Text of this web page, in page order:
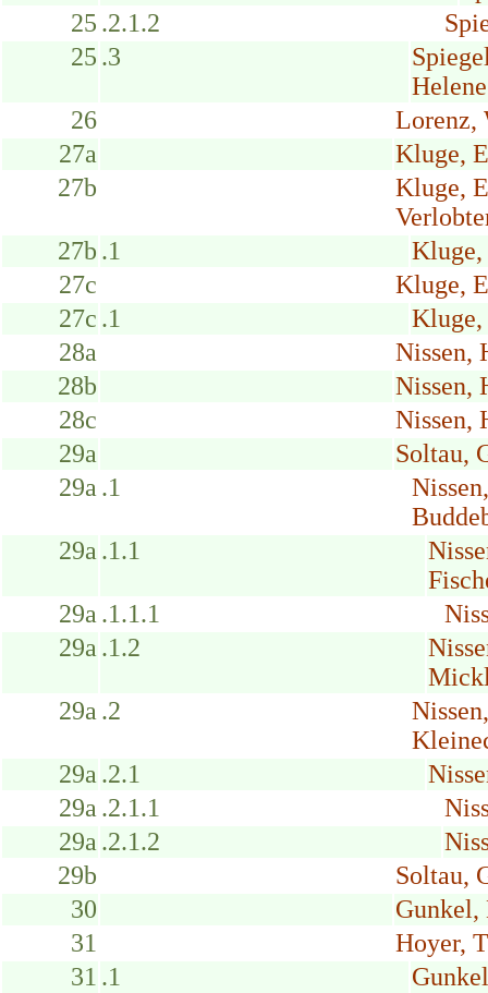
25 .2.1.2
25 .3
Helene
26
Lorenz,
27a
Kluge,
27b
Kluge,
27b .1
27c
Kluge,
27c .1
28a
Nissen,
28b
Nissen,
28c
Nissen,
29a
Soltau,
29a .1
29a .1.1
29a .1.1.1
29a .1.2
29a .2
29a .2.1
29a .2.1.1
29a .2.1.2
29b
Soltau,
30
Gunkel,
31
Hoyer,
31 .1